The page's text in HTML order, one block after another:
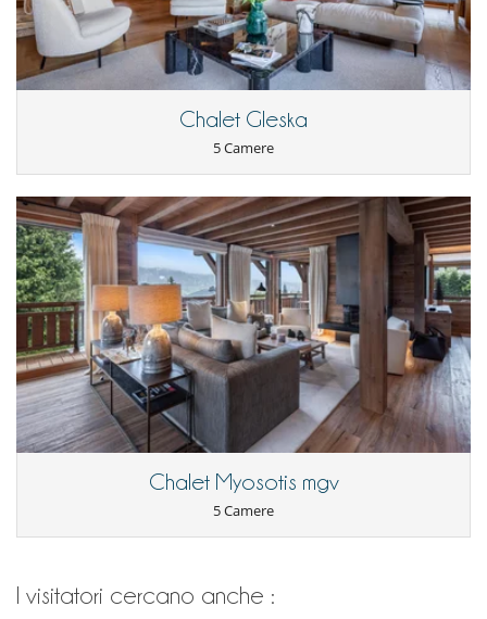
friends, just after a day on the slopes.
On one side, you can go straight up to Mont d'Arbois and explore all
the slopes as far as St Nicolas de Véroce or St Gervais. On the other
side, you can quickly access Rochebrune and ski down Côte 2000 to
the centre of Megève village.
As a resident of the resort, you can use the Four Season ski lift.
I bambini sono i benvenuti
Attrezzature, eventi
Cantina e selezione di vini
All'esterno
Spazio cena sulla terrazza
Terrazza(e)
Divertimenti ed attività sportive
Accesso internet (wifi)
Hammam
Jacuzzi
Piscina coperta riscaldata
Riscaldanti per scarpe
Sala fitness
Stanza dei giochi
- Le condizioni di annullamento si applicano in riferimento all’ora locale
della casa
- La rata di prenotazione non è mai rimborsata in caso
d'annullamento.
- Annullamento a meno di45 Giorniprima dell'arrivo :100 %del totale
Chalet Gleska
5 Camere
Chalet Myosotis mgv
5 Camere
I visitatori cercano anche :